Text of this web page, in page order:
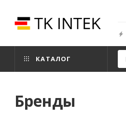
КАТАЛОГ
Бренды